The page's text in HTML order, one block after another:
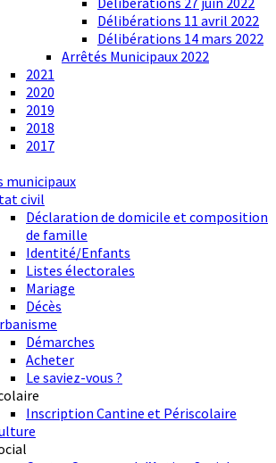
Délibérations 11 avril 2022
Délibérations 14 mars 2022
Arrêtés Municipaux 2022
2021
2020
2019
2018
2017
municipaux
civil
Déclaration de domicile et composition
de famille
Identité/Enfants
Listes électorales
Mariage
Décès
Démarches
Acheter
Le saviez-vous ?
Inscription Cantine et Périscolaire